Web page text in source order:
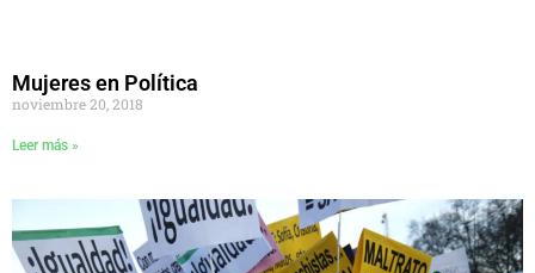
Mujeres en Política
noviembre 20, 2018
Leer más »